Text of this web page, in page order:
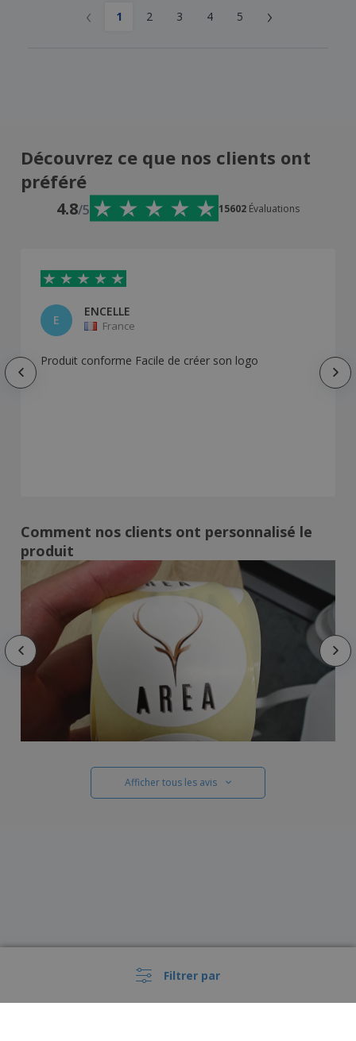
Filtrer par
‹ 1 2 3 4 5 ›
Découvrez ce que nos clients ont
préféré
4.8/5 15602 Évaluations
E
ENCELLE
France
Produit conforme Facile de créer son logo
Comment nos clients ont personnalisé le
produit
Afficher tous les avis